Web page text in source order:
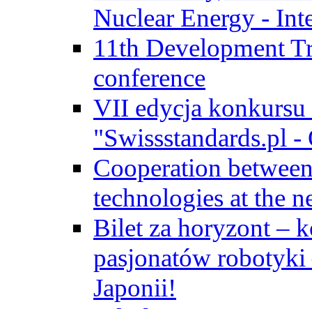
Nuclear Energy -
11th Development
conference
VII edycja konkursu
"Swissstandards.pl
Cooperation
technologies at the
Bilet za horyzont –
pasjonatów
Japonii!